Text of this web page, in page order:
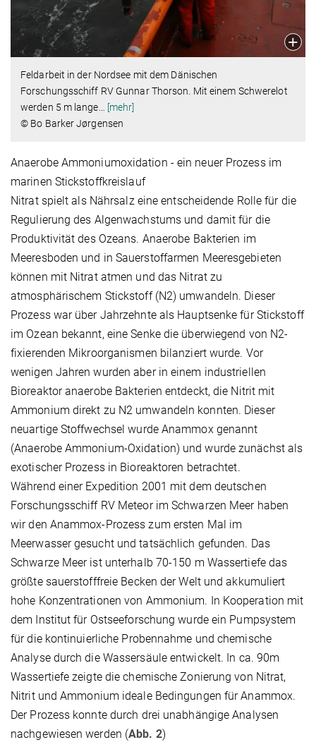
Feldarbeit in der Nordsee mit dem Dänischen
Forschungsschiff RV Gunnar Thorson. Mit einem Schwerelot
werden 5 m lange
[mehr]
© Bo Barker Jørgensen
Anaerobe Ammoniumoxidation - ein neuer Prozess im
marinen Stickstoffkreislauf
Nitrat spielt als Nährsalz eine entscheidende Rolle für die
Regulierung des Algenwachstums und damit für die
Produktivität des Ozeans. Anaerobe Bakterien im
Meeresboden und in Sauerstoffarmen Meeresgebieten
können mit Nitrat atmen und das Nitrat zu
atmosphärischem Stickstoff (N2) umwandeln. Dieser
Prozess war über Jahrzehnte als Hauptsenke für Stickstoff
im Ozean bekannt, eine Senke die überwiegend von N2-
fixierenden Mikroorganismen bilanziert wurde. Vor
wenigen Jahren wurden aber in einem industriellen
Bioreaktor anaerobe Bakterien entdeckt, die Nitrit mit
Ammonium direkt zu N2 umwandeln konnten. Dieser
neuartige Stoffwechsel wurde Anammox genannt
(Anaerobe Ammonium-Oxidation) und wurde zunächst als
exotischer Prozess in Bioreaktoren betrachtet.
Während einer Expedition 2001 mit dem deutschen
Forschungsschiff RV Meteor im Schwarzen Meer haben
wir den Anammox-Prozess zum ersten Mal im
Meerwasser gesucht und tatsächlich gefunden. Das
Schwarze Meer ist unterhalb 70-150 m Wassertiefe das
größte sauerstofffreie Becken der Welt und akkumuliert
hohe Konzentrationen von Ammonium. In Kooperation mit
dem Institut für Ostseeforschung wurde ein Pumpsystem
für die kontinuierliche Probennahme und chemische
Analyse durch die Wassersäule entwickelt. In ca. 90m
Wassertiefe zeigte die chemische Zonierung von Nitrat,
Nitrit und Ammonium ideale Bedingungen für Anammox.
Der Prozess konnte durch drei unabhängige Analysen
nachgewiesen werden (Abb. 2)